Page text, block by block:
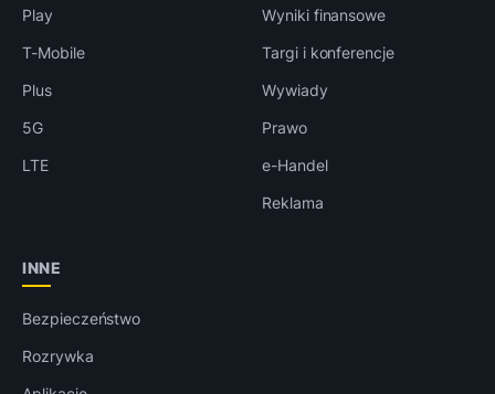
Play
T-Mobile
Plus
5G
LTE
Wyniki finansowe
Targi i konferencje
Wywiady
Prawo
e-Handel
Reklama
INNE
Bezpieczeństwo
Rozrywka